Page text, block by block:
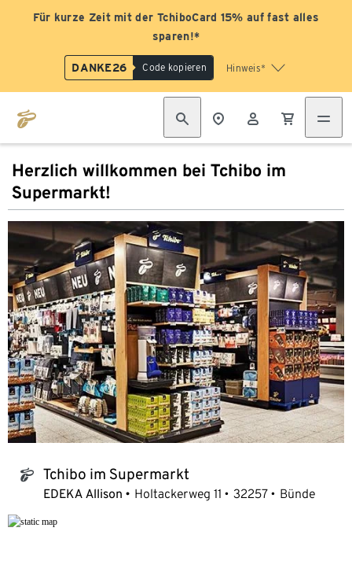
Für kurze Zeit mit der TchiboCard 15% auf fast alles
sparen!*
DANKE26 Code kopieren Hinweis*
Herzlich willkommen bei Tchibo im
Supermarkt!
tchibo_logo Tchibo im Supermarkt
EDEKA Allison Holtackerweg 11 32257 Bünde